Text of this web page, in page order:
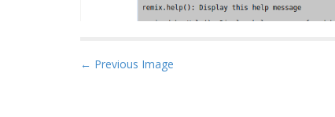
P
← Previous Image